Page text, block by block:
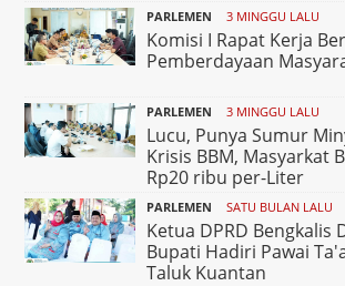
PARLEMEN 3 MINGGU LALU
Komisi I Rapat Kerja
Pemberdayaan
PARLEMEN 3 MINGGU LALU
Lucu, Punya Sumur
Krisis BBM, Masyarkat
Rp20 ribu per-Liter
PARLEMEN SATU BULAN LALU
Ketua DPRD Bengkalis
Bupati Hadiri Pawai
Taluk Kuantan